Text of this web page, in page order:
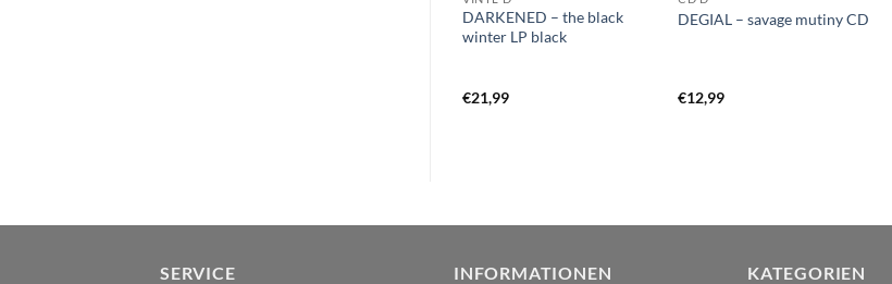
DARKENED – the black
winter LP black
€21,99
DEGIAL – savage mutiny CD
€12,99
SERVICE INFORMATIONEN KATEGORIEN